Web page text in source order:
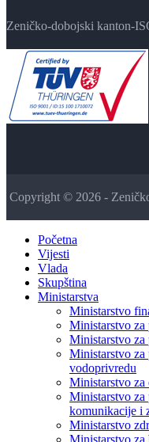
Zeničko-dobojski kanton-
Copyright © 2026 -
Početna
Vijesti
Vlada
Skupština
Ministarstva
Ministarstvo
Ministarstvo za
Ministarstvo za
Ministarstvo za
vodoprivredu
Ministarstvo za
Ministarstvo za
komunikacije i
Ministarstvo
Ministarstvo za